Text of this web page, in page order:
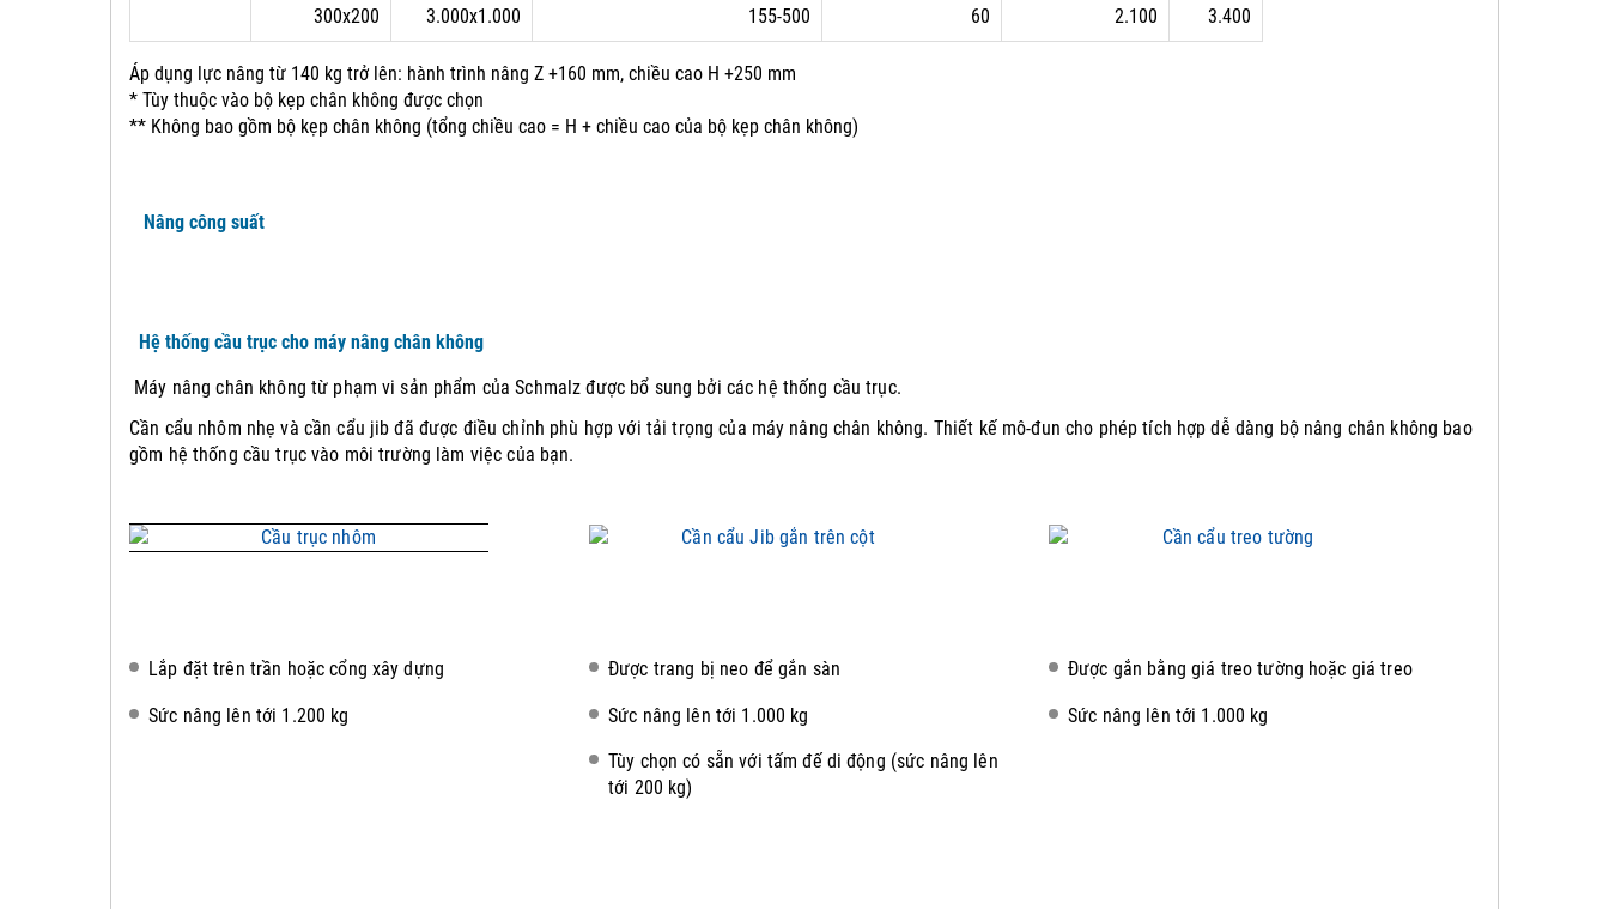
300x200 3.000x1.000 155-500 60 2.100 3.400
Áp dụng lực nâng từ 140 kg trở lên: hành trình nâng Z +160 mm, chiều cao H +250 mm
* Tùy thuộc vào bộ kẹp chân không được chọn
** Không bao gồm bộ kẹp chân không (tổng chiều cao = H + chiều cao của bộ kẹp chân không)
Nâng công suất
Hệ thống cầu trục cho máy nâng chân không
Máy nâng chân không từ phạm vi sản phẩm của Schmalz được bổ sung bởi các hệ thống cầu trục.
Cần cẩu nhôm nhẹ và cần cẩu jib đã được điều chỉnh phù hợp với tải trọng của máy nâng chân không. Thiết kế mô-đun cho phép tích hợp dễ dàng bộ nâng chân không bao
gồm hệ thống cầu trục vào môi trường làm việc của bạn.
Lắp đặt trên trần hoặc cổng xây dựng
Sức nâng lên tới 1.200 kg
Được trang bị neo để gắn sàn
Sức nâng lên tới 1.000 kg
Tùy chọn có sẵn với tấm đế di động (sức nâng lên
tới 200 kg)
Được gắn bằng giá treo tường hoặc giá treo
Sức nâng lên tới 1.000 kg